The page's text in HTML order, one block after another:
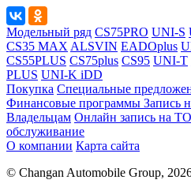
Модельный ряд CS75PRO UNI-S
CS35 MAX ALSVIN EADOplus
CS55PLUS CS75plus CS95 UNI-T
PLUS UNI-K iDD
Покупка Специальные
Финансовые программы Запись
Владельцам Онлайн запись на
обслуживание
О компании Карта сайта
© Changan Automobile Group,